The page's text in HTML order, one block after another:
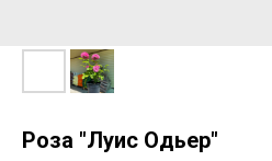
Роза "Луис Одьер"